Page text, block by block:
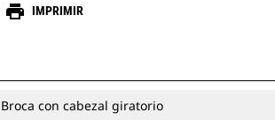
print IMPRIMIR
Broca con cabezal giratorio